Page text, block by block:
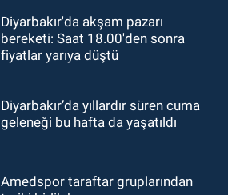
Diyarbakır'da akşam pazarı
bereketi: Saat 18.00'den sonra
fiyatlar yarıya düştü
Diyarbakır’da yıllardır süren cuma
geleneği bu hafta da yaşatıldı
Amedspor taraftar gruplarından